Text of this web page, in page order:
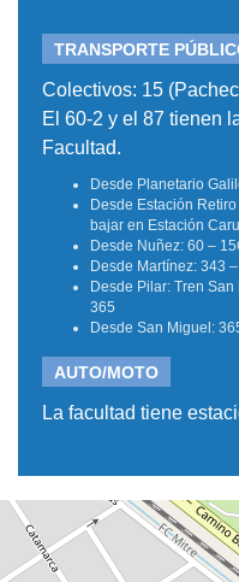
TRANSPORTE
Colectivos: 15
El 60-2 y el 87 tienen
Facultad.
Desde Planetario
Desde Estación
bajar en Estación
Desde Nuñez: 60 –
Desde Martínez: 343
Desde Pilar: Tren
365
Desde San Miguel:
AUTO/MOTO
La facultad tiene